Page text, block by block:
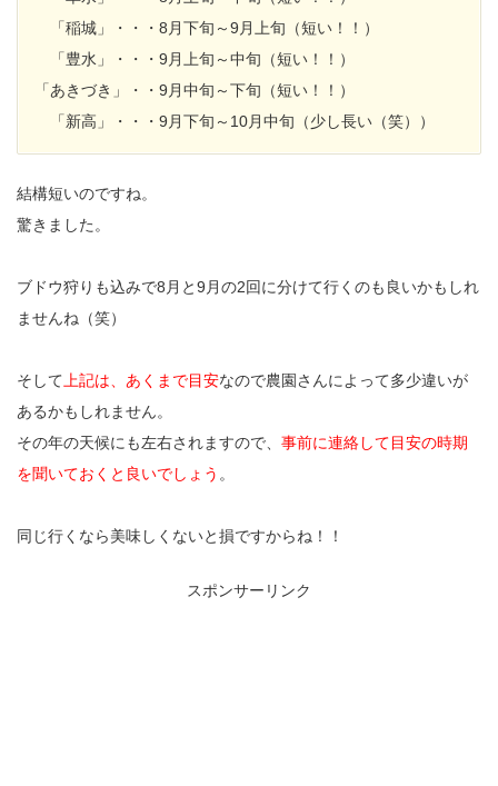
「稲城」・・・8月下旬～9月上旬（短い！！）
「豊水」・・・9月上旬～中旬（短い！！）
「あきづき」・・9月中旬～下旬（短い！！）
「新高」・・・9月下旬～10月中旬（少し長い（笑））
結構短いのですね。
驚きました。
ブドウ狩りも込みで8月と9月の2回に分けて行くのも良いかもしれ
ませんね（笑）
そして 上記は、あくまで目安なので農園さんによって多少違いが
あるかもしれません。
その年の天候にも左右されますので、 事前に連絡して目安の時期
を聞いておくと良いでしょう 。
同じ行くなら美味しくないと損ですからね！！
スポンサーリンク